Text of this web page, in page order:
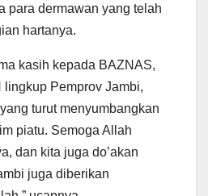
para dermawan yang telah
hartanya.
kasih kepada BAZNAS,
lingkup Pemprov Jambi,
turut menyumbangkan
piatu. Semoga Allah
dan kita juga do’akan
juga diberikan